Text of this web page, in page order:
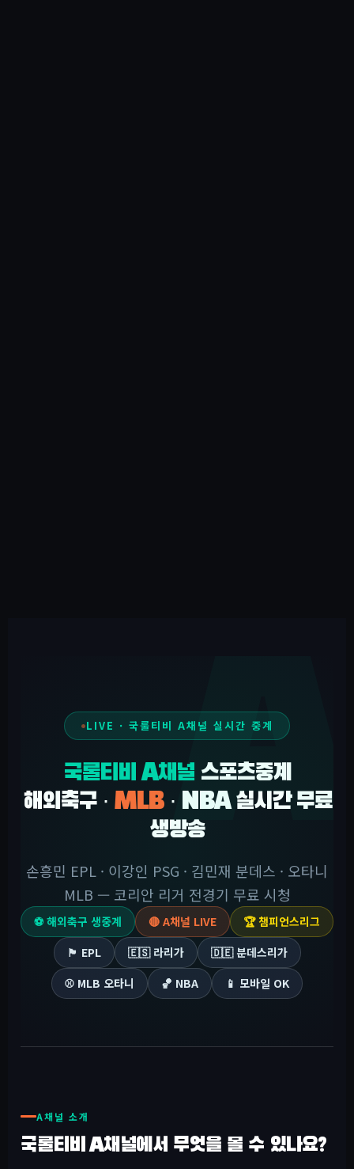
LIVE · 국룰티비 A채널 실시간 중계
국룰티비 A채널스포츠중계
해외축구 · MLB· NBA 실시간 무료
생방송
손흥민 EPL · 이강인 PSG · 김민재 분데스 · 오타니
MLB — 코리안 리거 전경기 무료 시청
⚽ 해외축구 생중계 🔴 A채널 LIVE
🏆 챔피언스리그
🏴󠁧󠁢󠁥󠁮󠁧󠁿 EPL
🇪🇸 라리가
🇩🇪 분데스리가
⚾ MLB 오타니
🏀 NBA 📱 모바일 OK
A채널 소개
국룰티비 A채널에서 무엇을 볼 수 있나요?